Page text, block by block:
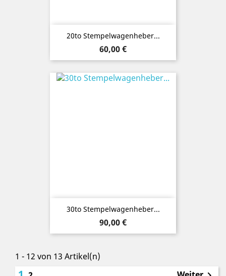
20to Stempelwagenheber...
Preis
60,00 €
30to Stempelwagenheber...
Preis
90,00 €
1 - 12 von 13 Artikel(n)